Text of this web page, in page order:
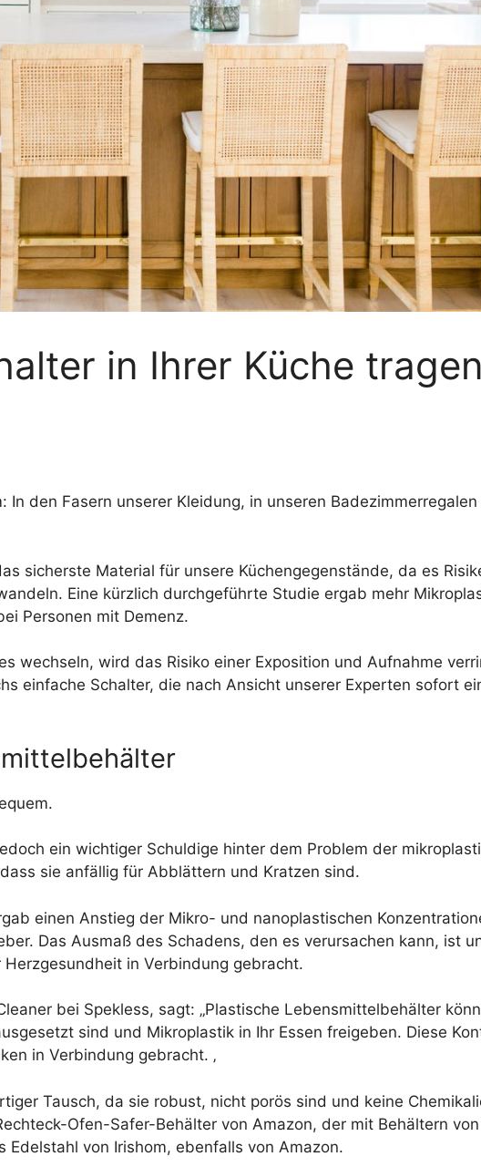
in Ihrer Küche
den Fasern unserer Kleidung, in unseren
sicherste Material für unsere Küchengegenstände, da es
Eine kürzlich durchgeführte Studie ergab mehr
Personen mit Demenz.
wechseln, wird das Risiko einer Exposition und Aufnahme
einfache Schalter, die nach Ansicht unserer Experten sofort
ein wichtiger Schuldige hinter dem Problem der
sie anfällig für Abblättern und Kratzen sind.
einen Anstieg der Mikro- und nanoplastischen
Das Ausmaß des Schadens, den es verursachen kann, ist
in Verbindung gebracht.
bei Spekless, sagt: „Plastische Lebensmittelbehälter
sind und Mikroplastik in Ihr Essen freigeben. Diese
in Verbindung gebracht. ‚
Tausch, da sie robust, nicht porös sind und keine
Ofen-Safer-Behälter von Amazon, der mit Behältern
von Irishom, ebenfalls von Amazon.